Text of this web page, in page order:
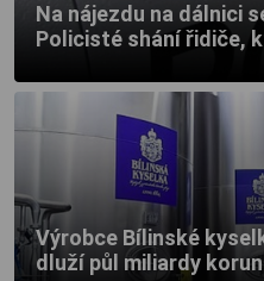
Na nájezdu na dálnici
Policisté shání řidiče,
Výrobce Bílinské
dluží půl miliardy korun